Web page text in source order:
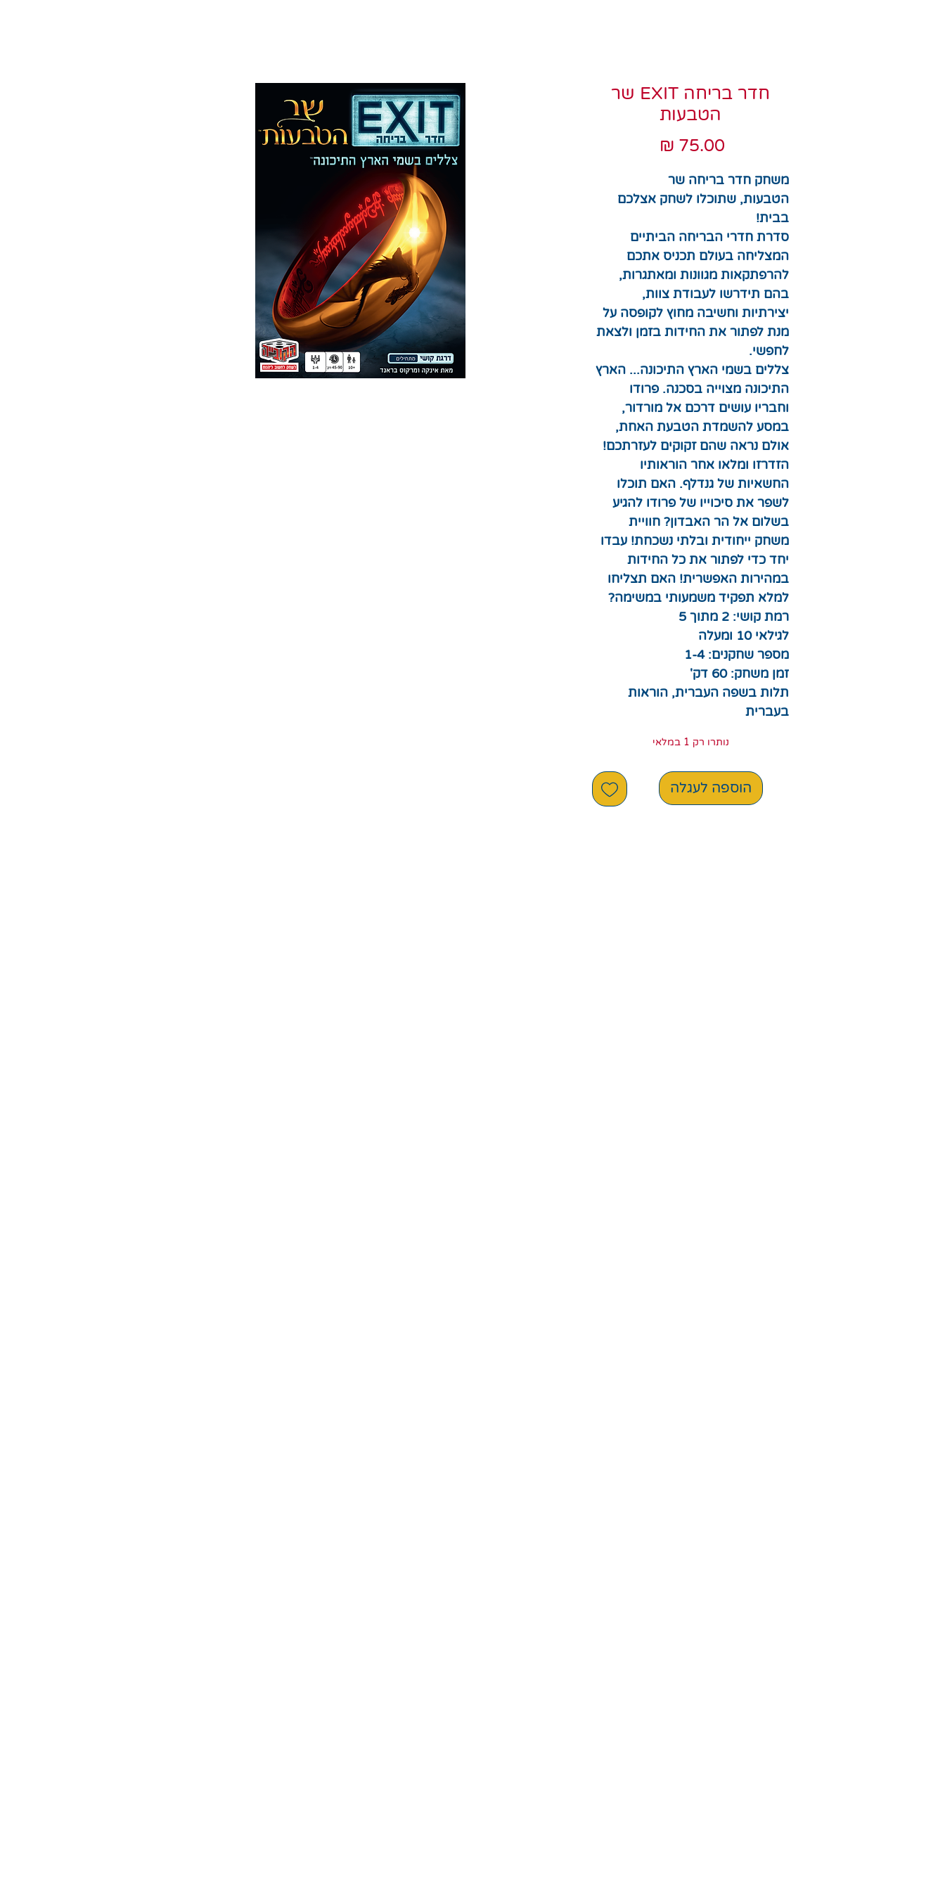
חדר בריחה EXIT שר
הטבעות
משחק חדר בריחה שר
הטבעות, שתוכלו לשחק אצלכם
בבית!
סדרת חדרי הבריחה הביתיים
המצליחה בעולם תכניס אתכם
להרפתקאות מגוונות ומאתגרות,
בהם תידרשו לעבודת צוות,
יצירתיות וחשיבה מחוץ לקופסה על
מנת לפתור את החידות בזמן ולצאת
לחפשי.
צללים בשמי הארץ התיכונה... הארץ
התיכונה מצוייה בסכנה. פרודו
וחבריו עושים דרכם אל מורדור,
במסע להשמדת הטבעת האחת,
אולם נראה שהם זקוקים לעזרתכם!
הזדרזו ומלאו אחר הוראותיו
החשאיות של גנדלף. האם תוכלו
לשפר את סיכוייו של פרודו להגיע
בשלום אל הר האבדון? חוויית
משחק ייחודית ובלתי נשכחת! עבדו
יחד כדי לפתור את כל החידות
במהירות האפשרית! האם תצליחו
למלא תפקיד משמעותי במשימה?
רמת קושי: 2 מתוך 5
לגילאי 10 ומעלה
מספר שחקנים: 1-4
זמן משחק: 60 דק'
תלות בשפה העברית, הוראות
בעברית
נותרו רק 1 במלאי
הוספה לעגלה